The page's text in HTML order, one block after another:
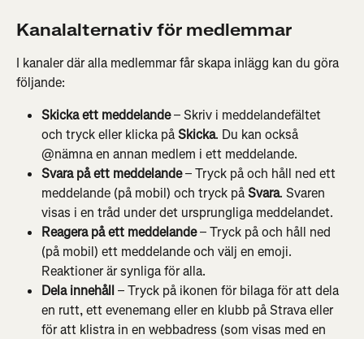
Kanalalternativ för medlemmar
I kanaler där alla medlemmar får skapa inlägg kan du göra
följande:
Skicka ett meddelande – Skriv i meddelandefältet
och tryck eller klicka på Skicka. Du kan också
@nämna en annan medlem i ett meddelande.
Svara på ett meddelande – Tryck på och håll ned ett
meddelande (på mobil) och tryck på Svara. Svaren
visas i en tråd under det ursprungliga meddelandet.
Reagera på ett meddelande – Tryck på och håll ned
(på mobil) ett meddelande och välj en emoji.
Reaktioner är synliga för alla.
Dela innehåll – Tryck på ikonen för bilaga för att dela
en rutt, ett evenemang eller en klubb på Strava eller
för att klistra in en webbadress (som visas med en